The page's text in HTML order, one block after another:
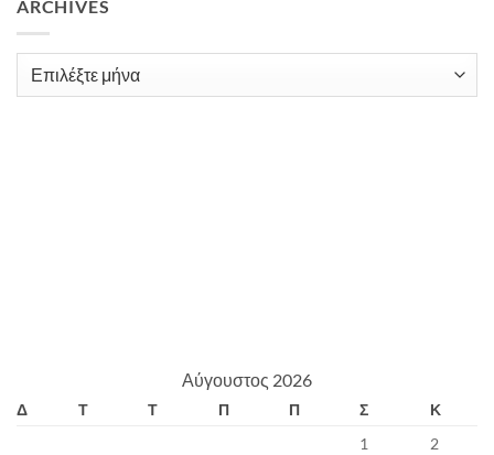
ARCHIVES
Archives
Αύγουστος 2026
Δ Τ Τ Π Π Σ
Κ
1
2